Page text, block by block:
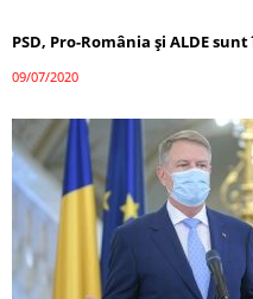
PSD, Pro-România și ALDE
09/07/2020